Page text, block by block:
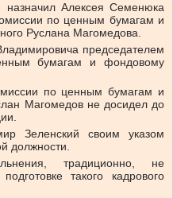
назначил Алексея Семенюка
по ценным бумагам и
Руслана Магомедова.
председателем
бумагам и фондовому
по ценным бумагам и
Магомедов не досидел до
Зеленский своим
указом
должности.
традиционно, не
такого кадрового